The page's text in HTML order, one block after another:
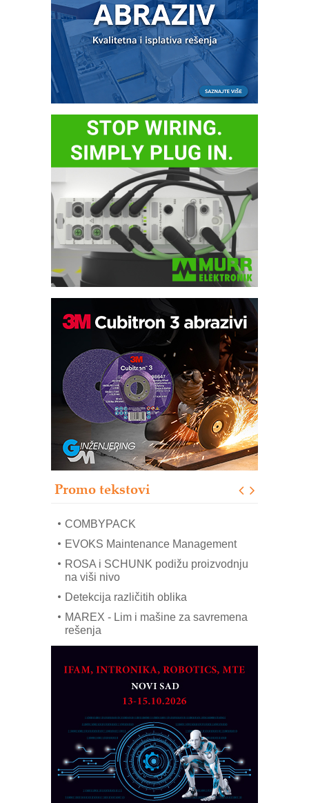
Promo tekstovi
Bezbednost na prvom mestu!
IB BLUMENAUER - više od 40 godina
poverenja u industriji
RMQ-TITAN ADVANCED INDICATOR
– Pametna signalizacija za efikasnije
upravljanje mašinama
Sigurnije ispitivanje transformatora u
solarnim elektranama i vetroparkovima
Pranje točkova na gradilištu- standard
modernog i odgovornog građenja
mrežnog pretvarača sa tečnim
COMBYPACK
EVOKS Maintenance Management
ROSA i SCHUNK podižu proizvodnju
na viši nivo
Detekcija različitih oblika
MAREX - Lim i mašine za savremena
rešenja
partner
CTO - Prilagodite svoju toplinsku
Razvoj asortimanskog pravca MINI-
PLC AKYTEC
AUKOM: Svetski standard metrologije
dostupan u Srbiji
MOTOMAN – NEXT-Robotika vođena
veštačkom inteligencijom